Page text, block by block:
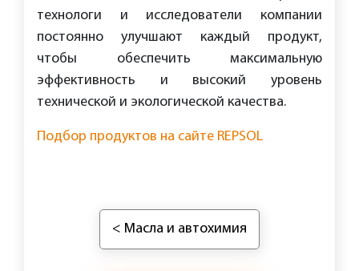
технологи и исследователи компании
постоянно улучшают каждый продукт,
чтобы обеспечить максимальную
эффективность и высокий уровень
технической и экологической качества.
Подбор продуктов на сайте REPSOL
< Масла и автохимия